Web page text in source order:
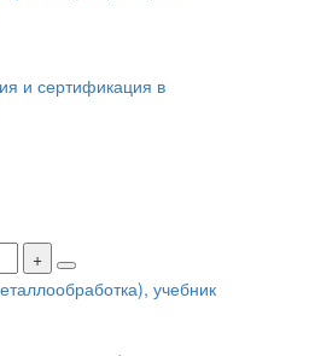
и сертификация в